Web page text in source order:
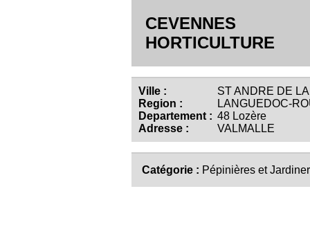
CEVENNES
HORTICULTURE
Ville :
ST ANDRE DE
Region :
LANGUEDOC-
Departement : 48 Lozère
Adresse :
VALMALLE
Catégorie : Pépinières et